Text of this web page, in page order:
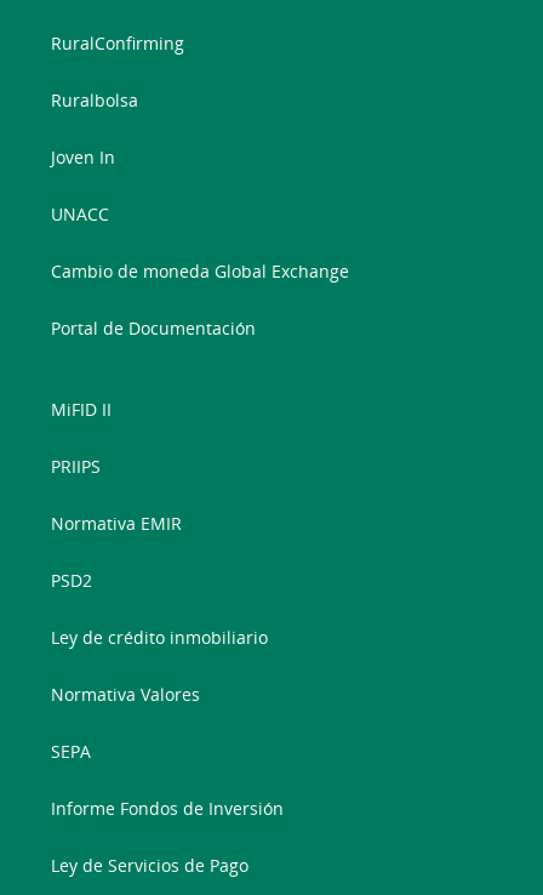
RuralConfirming
Ruralbolsa
Joven In
UNACC
Cambio de moneda Global Exchange
Portal de Documentación
MiFID II
PRIIPS
Normativa EMIR
PSD2
Ley de crédito inmobiliario
Normativa Valores
SEPA
Informe Fondos de Inversión
Ley de Servicios de Pago